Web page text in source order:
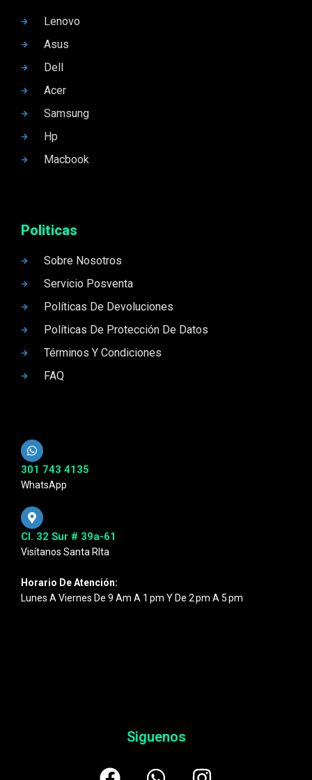
Lenovo
Asus
Dell
Acer
Samsung
Hp
Macbook
Politicas
Sobre Nosotros
Servicio Posventa
Políticas De Devoluciones
Políticas De Protección De Datos
Términos Y Condiciones
FAQ
301 743 4135
WhatsApp
Cl. 32 Sur # 39a-61
Visítanos Santa RIta
Horario De Atención:
Lunes A Viernes De 9 Am A 1 Pm Y De 2 Pm A 5 Pm
Siguenos